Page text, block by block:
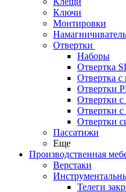
Ключи
Монтировки
Намагничиватель
Отвертки
Наборы
Отвертка
Отвертка с
Отвертки
Отвертки
Отвертки
Отвертки
Пассатижи
Еще
Производственная
Верстаки
Телеги